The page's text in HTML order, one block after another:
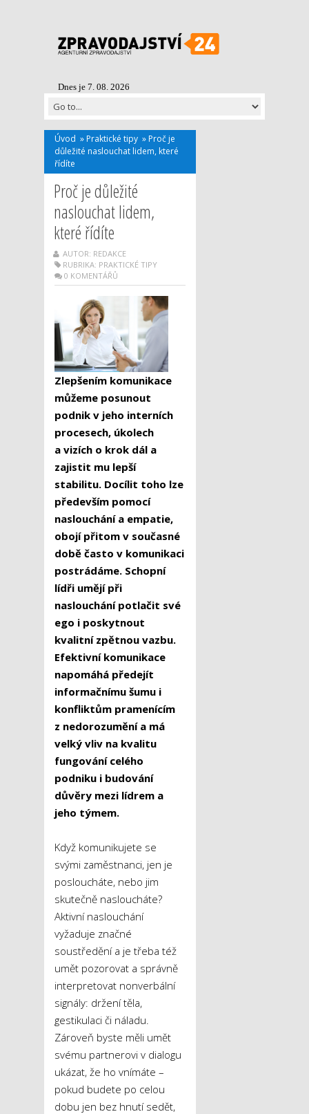
Dnes je 7. 08. 2026
Úvod » Praktické tipy » Proč je
důležité naslouchat lidem, které
řídíte
Proč je důležité
naslouchat lidem,
které řídíte
AUTOR: REDAKCE
RUBRIKA: PRAKTICKÉ TIPY
0 KOMENTÁŘŮ
Zlepšením komunikace
můžeme posunout
podnik v jeho interních
procesech, úkolech
a vizích o krok dál a
zajistit mu lepší
stabilitu. Docílit toho lze
především pomocí
naslouchání a empatie,
obojí přitom v současné
době často v komunikaci
postrádáme. Schopní
lídři umějí při
naslouchání potlačit své
ego i poskytnout
kvalitní zpětnou vazbu.
Efektivní komunikace
napomáhá předejít
informačnímu šumu i
konfliktům pramenícím
z nedorozumění a má
velký vliv na kvalitu
fungování celého
podniku i budování
důvěry mezi lídrem a
jeho týmem.
Když komunikujete se
svými zaměstnanci, jen je
posloucháte, nebo jim
skutečně nasloucháte?
Aktivní naslouchání
vyžaduje značné
soustředění a je třeba též
umět pozorovat a správně
interpretovat nonverbální
signály: držení těla,
gestikulaci či náladu.
Zároveň byste měli umět
svému partnerovi v dialogu
ukázat, že ho vnímáte –
pokud budete po celou
dobu jen bez hnutí sedět,